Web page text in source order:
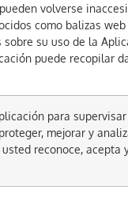
volverse
como balizas
su uso de la
puede recopilar
para
mejorar y
reconoce,